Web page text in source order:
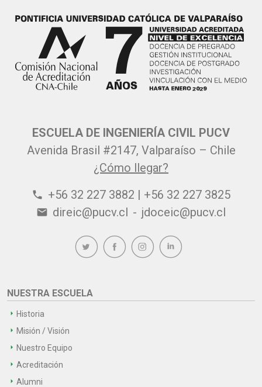
ESCUELA DE INGENIERÍA CIVIL PUCV
Avenida Brasil #2147, Valparaíso – Chile
¿Cómo llegar?
phone +56 32 227 3882 | +56 32 227 3825
email direic@pucv.cl - jdoceic@pucv.cl
NUESTRA ESCUELA
Historia
Misión / Visión
Nuestro Equipo
Acreditación
Alumni